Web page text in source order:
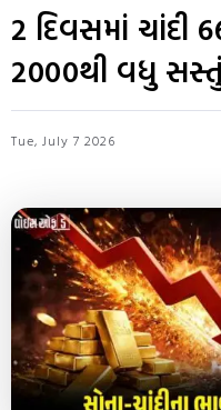
2 દિવસમાં ચાંદી
2000થી વધુ
Tue, July 7 2026